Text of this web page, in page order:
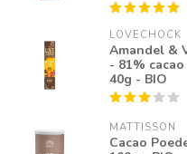
LOVECHOCK
Amandel &
- 81%
40g - BIO
MATTISSON
Cacao